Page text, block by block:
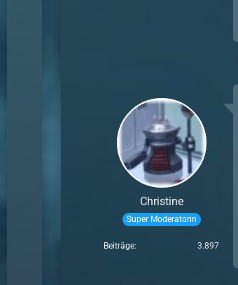
Christine
Super Moderatorin
Beiträge 3.897